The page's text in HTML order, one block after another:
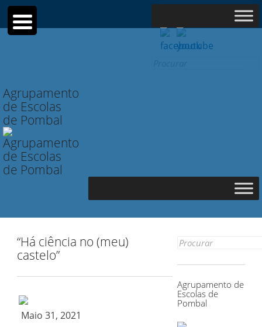
Agrupamento
de Escolas
de Pombal
“Há ciência no (meu)
castelo”
Maio 31, 2021
Search
Agrupamento de
Escolas de
Pombal